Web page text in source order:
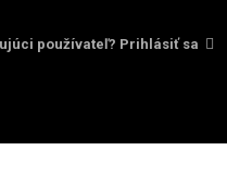
používateľ? Prihlásiť sa